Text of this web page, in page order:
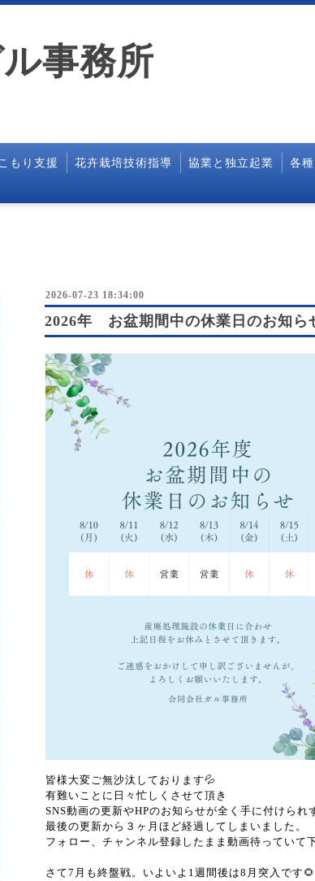
事務所
もり支援 花卉栽培技術指導 協業と独立起業 各
2026-07-23 18:34:00
2026年 お盆期間中の休業日のお知ら
皆様大変ご無沙汰しております💦
有難いことに日々忙しくさせて頂き
SNS動画の更新やHPのお知らせが全く手に付けられ
最後の更新から３ヶ月ほど経過してしまいました。
フォロー、チャンネル登録したまま動画待っていて
さて7月も終盤戦。いよいよ1週間後は8月突入です🌻